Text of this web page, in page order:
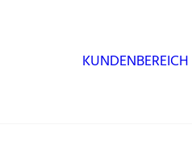
KUNDENBEREICH